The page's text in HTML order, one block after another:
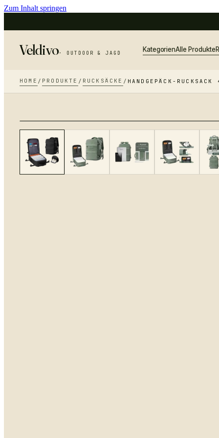
Zum Inhalt springen
Veldivo· OUTDOOR & JAGD KategorienAlle Produkte
HOME / PRODUKTE / RUCKSÄCKE / HANDGEPÄCK-